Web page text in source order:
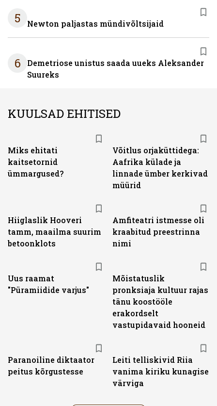
5 Newton paljastas mündivõltsijaid
6
Demetriose unistus saada uueks Aleksander
Suureks
KUULSAD EHITISED
Miks ehitati
kaitsetornid
ümmargused?
Võitlus orjaküttidega:
Aafrika külade ja
linnade ümber kerkivad
müürid
Hiiglaslik Hooveri
tamm, maailma suurim
betoonklots
Amfiteatri istmesse oli
kraabitud preestrinna
nimi
Uus raamat
"Püramiidide varjus"
Mõistatuslik
pronksiaja kultuur rajas
tänu koostööle
erakordselt
vastupidavaid hooneid
Paranoiline diktaator
peitus kõrgustesse
Leiti telliskivid Riia
vanima kiriku kunagise
värviga